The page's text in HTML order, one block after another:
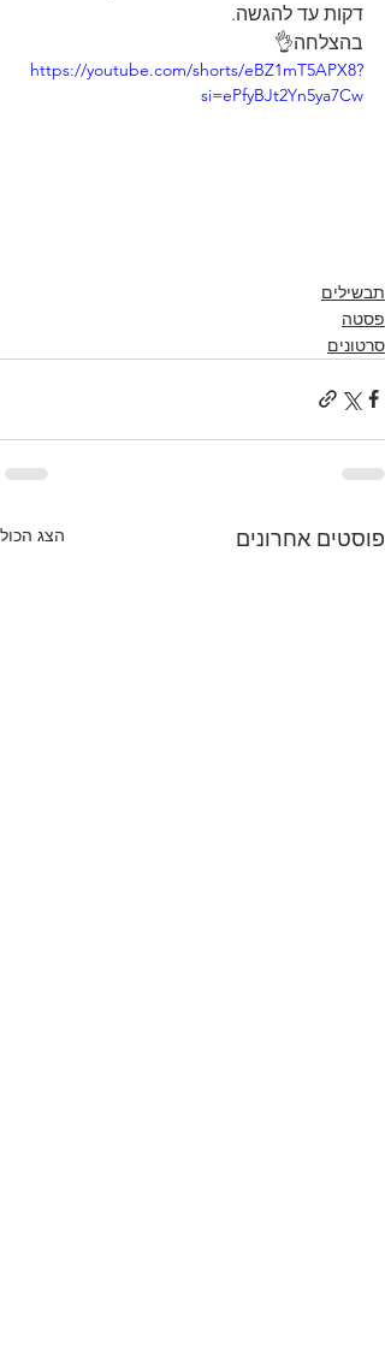
דקות עד להגשה.
בהצלחה👌
https://youtube.com/shorts/eBZ1mT5APX8?
si=ePfyBJt2Yn5ya7Cw
תבשילים
פסטה
סרטונים
פוסטים אחרונים הצג הכול